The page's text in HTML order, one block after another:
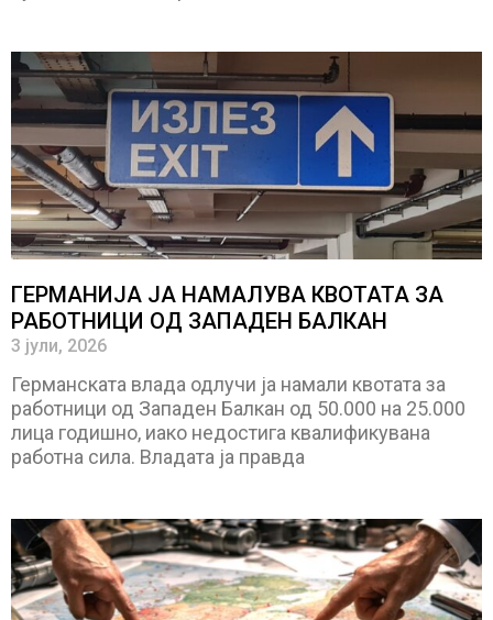
ГЕРМАНИЈА ЈА НАМАЛУВА КВОТАТА ЗА
РАБОТНИЦИ ОД ЗАПАДЕН БАЛКАН
3 јули, 2026
Германската влада одлучи ја намали квотата за
работници од Западен Балкан од 50.000 на 25.000
лица годишно, иако недостига квалификувана
работна сила. Владата ја правда